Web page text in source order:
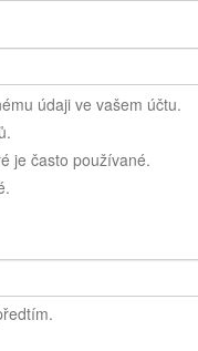
údaji ve vašem účtu.
je často používané.